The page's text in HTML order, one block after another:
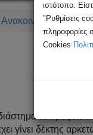
Ανακοινώσεις Τι
Τι
το Γραφείο
γίνει δέκτης
ιστότοπο.
"Ρυθμίσεις
πληροφορίες
Cookies